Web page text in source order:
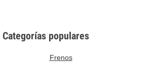
Categorías populares
Frenos